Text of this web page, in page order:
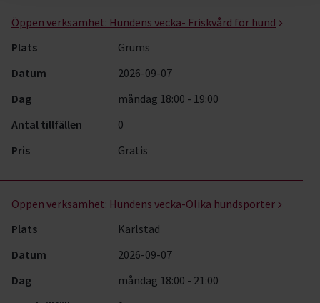
Öppen verksamhet: Hundens vecka- Friskvård för hund
Plats
Grums
Datum
2026-09-07
Dag
måndag 18:00 - 19:00
Antal tillfällen
0
Pris
Gratis
Öppen verksamhet: Hundens vecka-Olika hundsporter
Plats
Karlstad
Datum
2026-09-07
Dag
måndag 18:00 - 21:00